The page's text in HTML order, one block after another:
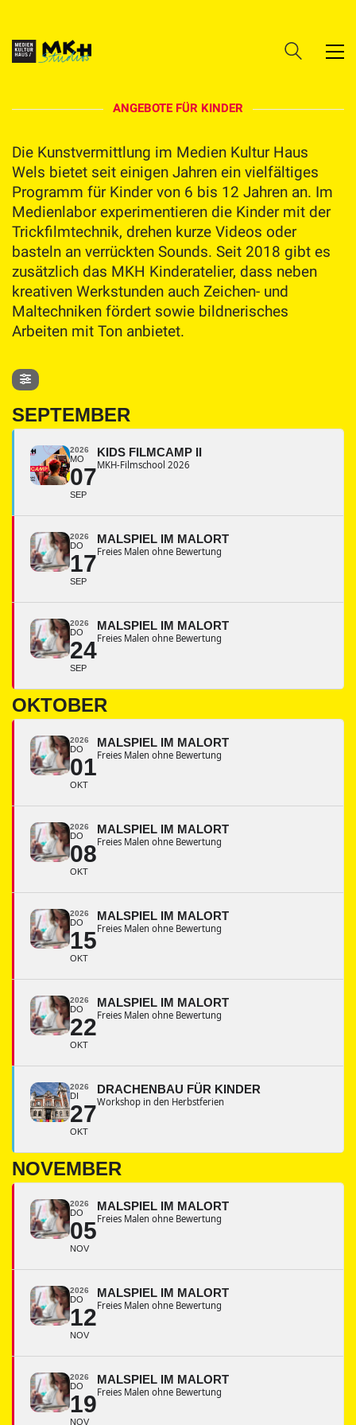
ANGEBOTE FÜR KINDER
Die Kunstvermittlung im Medien Kultur Haus
Wels bietet seit einigen Jahren ein vielfältiges
Programm für Kinder von 6 bis 12 Jahren an. Im
Medienlabor experimentieren die Kinder mit der
Trickfilmtechnik, drehen kurze Videos oder
basteln an verrückten Sounds. Seit 2018 gibt es
zusätzlich das MKH Kinderatelier, dass neben
kreativen Werkstunden auch Zeichen- und
Maltechniken fördert sowie bildnerisches
Arbeiten mit Ton anbietet.
SEPTEMBER
2026
MO
07
SEP
KIDS FILMCAMP II
MKH-Filmschool 2026
2026
DO
17
SEP
MALSPIEL IM MALORT
Freies Malen ohne Bewertung
2026
DO
24
SEP
MALSPIEL IM MALORT
Freies Malen ohne Bewertung
OKTOBER
2026
DO
01
OKT
MALSPIEL IM MALORT
Freies Malen ohne Bewertung
2026
DO
08
OKT
MALSPIEL IM MALORT
Freies Malen ohne Bewertung
2026
DO
15
OKT
MALSPIEL IM MALORT
Freies Malen ohne Bewertung
2026
DO
22
OKT
MALSPIEL IM MALORT
Freies Malen ohne Bewertung
2026
DI
27
OKT
DRACHENBAU FÜR KINDER
Workshop in den Herbstferien
NOVEMBER
2026
DO
05
NOV
MALSPIEL IM MALORT
Freies Malen ohne Bewertung
2026
DO
12
NOV
MALSPIEL IM MALORT
Freies Malen ohne Bewertung
2026
DO
19
NOV
MALSPIEL IM MALORT
Freies Malen ohne Bewertung